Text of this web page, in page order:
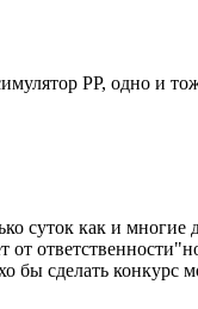
РР, одно и
суток как и многие
бы сделать конкурс